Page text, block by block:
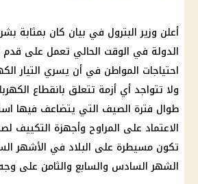
أعلن وزير البترول في بيان كان بمثابة
الدولة في الوقت الحالي تعمل على
احتياجات المواطن في أن يسري التيار
ولا تتواجد أي أزمة تتعلق بانقطاع
طوال فترة الصيف التي يتضاعف فيها
الاعتماد على المراوح وأجهزة التكييف
تكون مسيطرة على البلاد في الأشهر
الشهر السادس والسابع والثامن على